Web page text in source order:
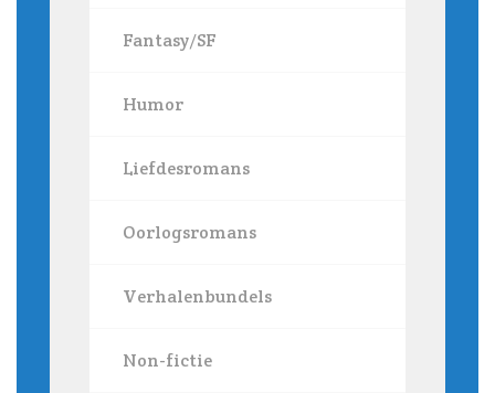
Fantasy/SF
Humor
Liefdesromans
Oorlogsromans
Verhalenbundels
Non-fictie